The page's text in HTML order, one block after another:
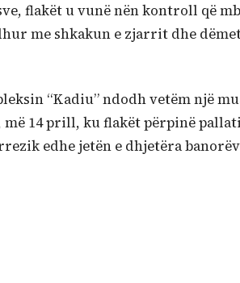
flakët u vunë nën kontroll që
me shkakun e zjarrit dhe
“Kadiu” ndodh vetëm një
më 14 prill, ku flakët përpinë
edhe jetën e dhjetëra